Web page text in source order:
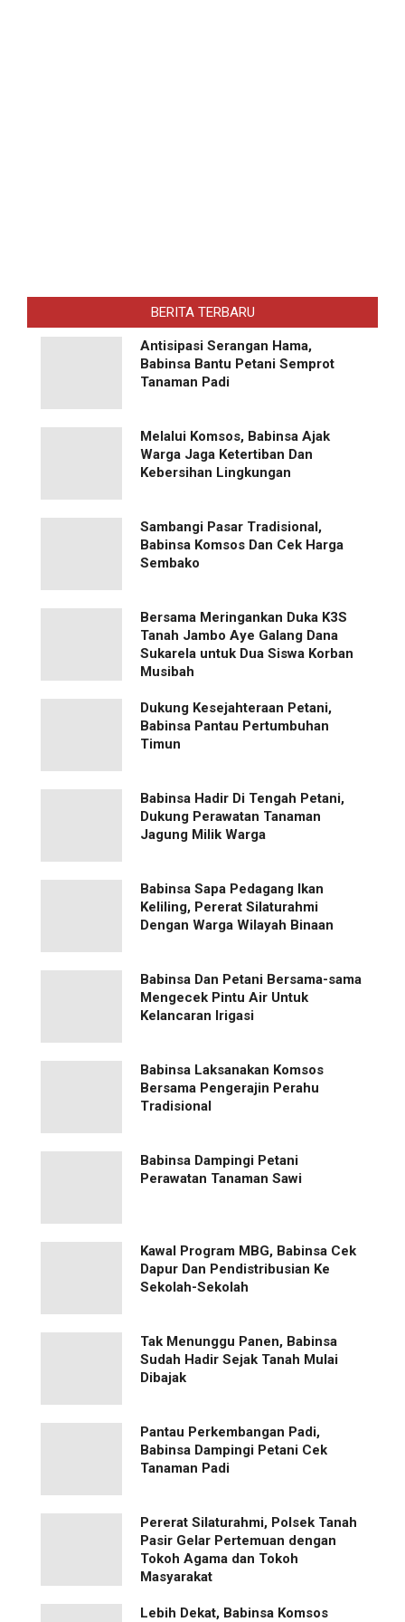
BERITA TERBARU
Antisipasi Serangan Hama,
Babinsa Bantu Petani Semprot
Tanaman Padi
Melalui Komsos, Babinsa Ajak
Warga Jaga Ketertiban Dan
Kebersihan Lingkungan
Sambangi Pasar Tradisional,
Babinsa Komsos Dan Cek Harga
Sembako
Bersama Meringankan Duka K3S
Tanah Jambo Aye Galang Dana
Sukarela untuk Dua Siswa Korban
Musibah
Dukung Kesejahteraan Petani,
Babinsa Pantau Pertumbuhan
Timun
Babinsa Hadir Di Tengah Petani,
Dukung Perawatan Tanaman
Jagung Milik Warga
Babinsa Sapa Pedagang Ikan
Keliling, Pererat Silaturahmi
Dengan Warga Wilayah Binaan
Babinsa Dan Petani Bersama-sama
Mengecek Pintu Air Untuk
Kelancaran Irigasi
Babinsa Laksanakan Komsos
Bersama Pengerajin Perahu
Tradisional
Babinsa Dampingi Petani
Perawatan Tanaman Sawi
Kawal Program MBG, Babinsa Cek
Dapur Dan Pendistribusian Ke
Sekolah-Sekolah
Tak Menunggu Panen, Babinsa
Sudah Hadir Sejak Tanah Mulai
Dibajak
Pantau Perkembangan Padi,
Babinsa Dampingi Petani Cek
Tanaman Padi
Pererat Silaturahmi, Polsek Tanah
Pasir Gelar Pertemuan dengan
Tokoh Agama dan Tokoh
Masyarakat
Lebih Dekat, Babinsa Komsos